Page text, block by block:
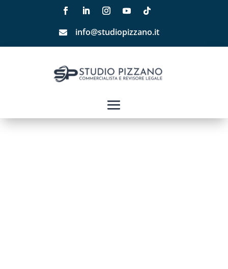
 info@studiopizzano.it